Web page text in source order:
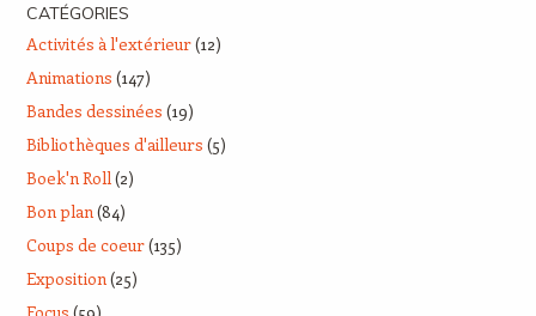
CATÉGORIES
Activités à l'extérieur(12)
Animations (147)
Bandes dessinées (19)
Bibliothèques d'ailleurs (5)
Boek'n Roll (2)
Bon plan (84)
Coups de coeur(135)
Exposition (25)